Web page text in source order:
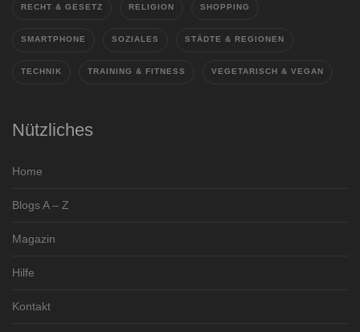
RECHT & GESETZ RELIGION SHOPPING
SMARTPHONE SOZIALES STÄDTE & REGIONEN
TECHNIK TRAINING & FITNESS VEGETARISCH & VEGAN
Nützliches
Home
Blogs A – Z
Magazin
Hilfe
Kontakt